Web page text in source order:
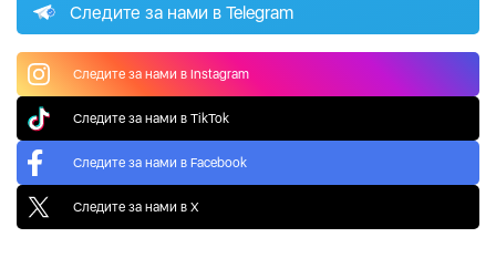
Следите за нами в Telegram
Следите за нами в Instagram
Следите за нами в TikTok
Следите за нами в Facebook
Следите за нами в X